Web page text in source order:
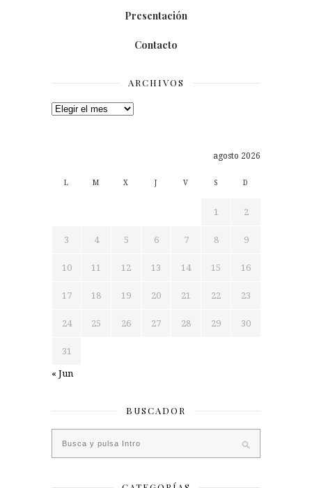
Presentación
Contacto
ARCHIVOS
Archivos
agosto 2026
L M X J V S D
1 2
3 4 5 6 7 8 9
10 11 12 13 14 15 16
17 18 19 20 21 22 23
24 25 26 27 28 29 30
31
« Jun
BUSCADOR